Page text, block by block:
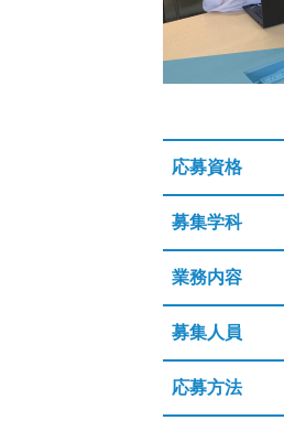
応募資格
募集学科
業務内容
募集人員
応募方法